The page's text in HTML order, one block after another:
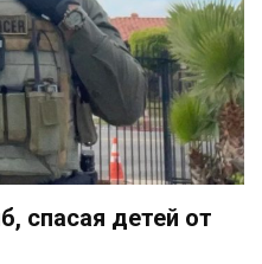
спасая детей от